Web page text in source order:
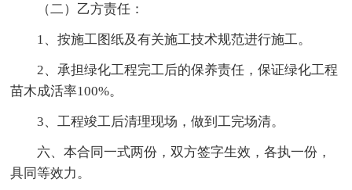
（二）乙方责任：
1、按施工图纸及有关施工技术规范进行施工。
2、承担绿化工程完工后的保养责任，保证绿化工程
苗木成活率100%。
3、工程竣工后清理现场，做到工完场清。
六、本合同一式两份，双方签字生效，各执一份，
具同等效力。